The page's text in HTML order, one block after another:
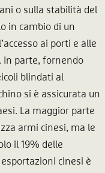
o sulla stabilità del
in cambio di un
ai porti e alle
In parte, fornendo
blindati al
si è assicurata un
La maggior parte
armi cinesi, ma le
il 19% delle
cinesi è